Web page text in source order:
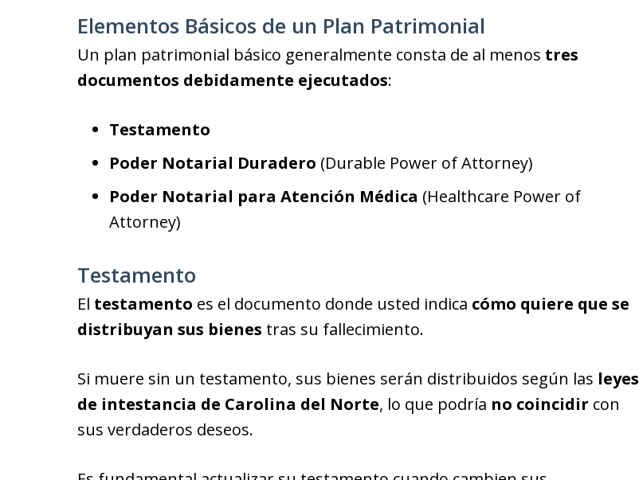
Elementos Básicos de un Plan Patrimonial
Un plan patrimonial básico generalmente consta de al menos tres
documentos debidamente ejecutados:
Testamento
Poder Notarial Duradero (Durable Power of Attorney)
Poder Notarial para Atención Médica (Healthcare Power of
Attorney)
Testamento
El testamento es el documento donde usted indica cómo quiere que se
distribuyan sus bienes tras su fallecimiento.
Si muere sin un testamento, sus bienes serán distribuidos según las leyes
de intestancia de Carolina del Norte, lo que podría no coincidir con
sus verdaderos deseos.